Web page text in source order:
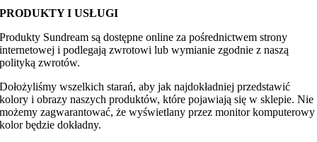
PRODUKTY I USŁUGI
Produkty Sundream są dostępne online za pośrednictwem strony
internetowej i podlegają zwrotowi lub wymianie zgodnie z naszą
polityką zwrotów.
Dołożyliśmy wszelkich starań, aby jak najdokładniej przedstawić
kolory i obrazy naszych produktów, które pojawiają się w sklepie. Nie
możemy zagwarantować, że wyświetlany przez monitor komputerowy
kolor będzie dokładny.